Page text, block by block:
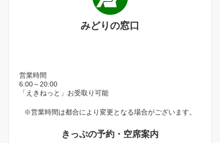
みどりの窓口
営業時間
6:00～20:00
「えきねっと」お受取り可能
※営業時間は都合により変更となる場合がございます。
きっぷの予約・空席案内